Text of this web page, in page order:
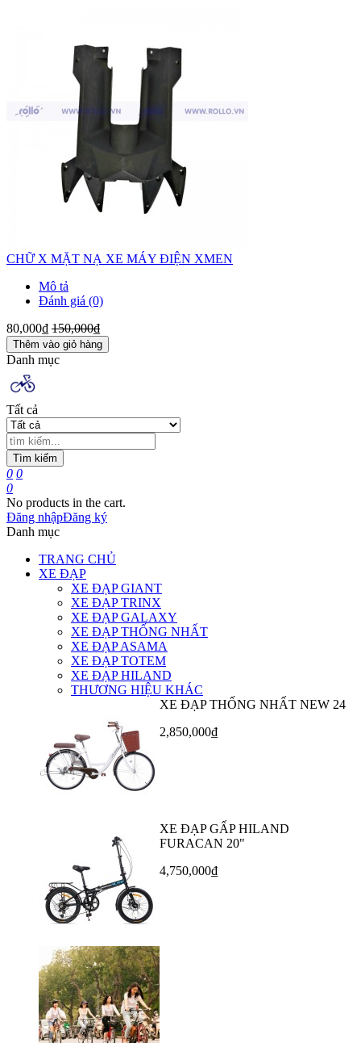
CHỮ X MẶT NẠ XE MÁY ĐIỆN XMEN
Mô tả
Đánh giá (0)
80,000₫ 150,000₫
Thêm vào giỏ hàng
Danh mục
Tất cả
Tìm kiếm
0 0
0
No products in the cart.
Đăng nhậpĐăng ký
Danh mục
TRANG CHỦ
XE ĐẠP
XE ĐẠP GIANT
XE ĐẠP TRINX
XE ĐẠP GALAXY
XE ĐẠP THỐNG NHẤT
XE ĐẠP ASAMA
XE ĐẠP TOTEM
XE ĐẠP HILAND
THƯƠNG HIỆU KHÁC
XE ĐẠP THỐNG NHẤT NEW 24
2,850,000₫
XE ĐẠP GẤP HILAND
FURACAN 20"
4,750,000₫